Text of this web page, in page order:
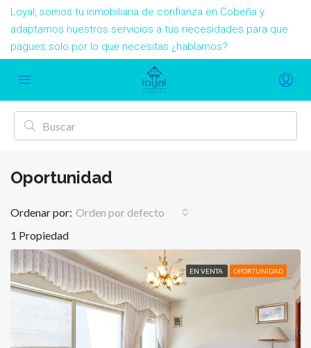
Loyal, somos tu inmobiliaria de confianza en Cobeña y
adaptamos nuestros servicios a tus necesidades para que
pagues solo por lo que necesitas ¿hablamos?
Oportunidad
1 Propiedad
Ordenar por: Orden por defecto
EN VENTA OPORTUNIDAD